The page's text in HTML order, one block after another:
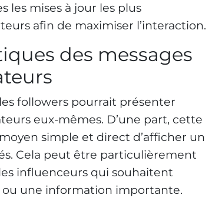
les mises à jour les plus
afin de maximiser l’interaction.
des messages
followers pourrait présenter
eux-mêmes. D’une part, cette
simple et direct d’afficher un
Cela peut être particulièrement
influenceurs qui souhaitent
une information importante.